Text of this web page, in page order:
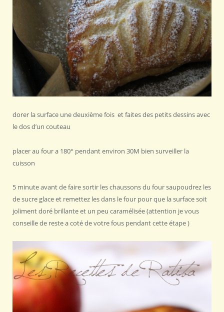
dorer la surface une deuxième fois et faites des petits dessins avec
le dos d’un couteau
placer au four a 180° pendant environ 30M bien surveiller la
cuisson
5 minute avant de faire sortir les chaussons du four saupoudrez les
de sucre glace et remettez les dans le four pour que la surface soit
joliment doré brillante et un peu caramélisée (attention je vous
conseille de reste a coté de votre fous pendant cette étape )